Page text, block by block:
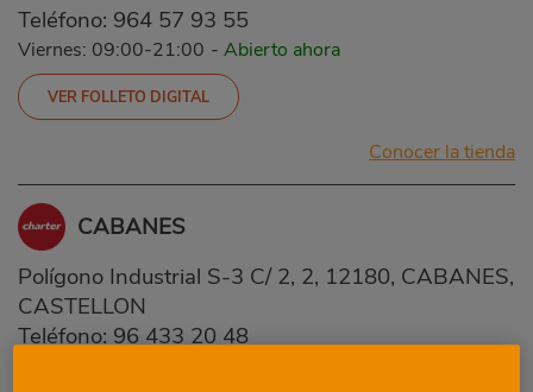
Teléfono: 964 57 93 55
Viernes: 09:00-21:00 - Abierto ahora
VER FOLLETO DIGITAL
Conocer la tienda
CABANES
Polígono Industrial S-3 C/ 2, 2, 12180, CABANES,
CASTELLON
Teléfono: 96 433 20 48